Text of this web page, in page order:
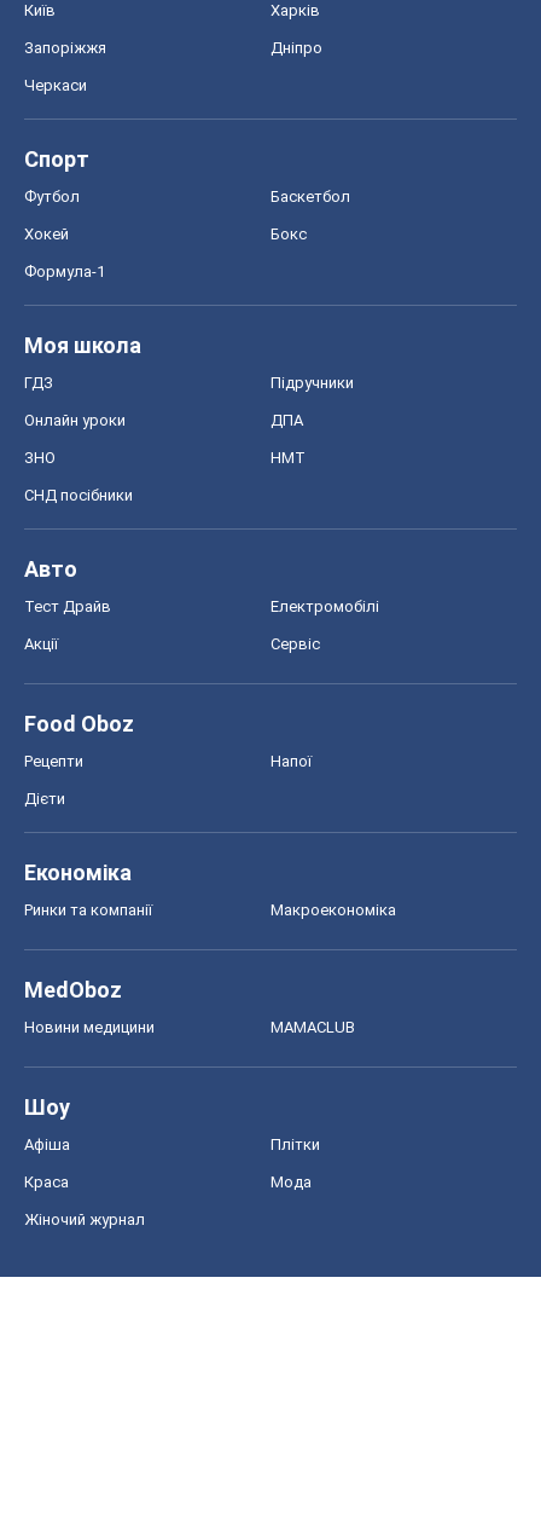
Київ Харків
Запоріжжя Дніпро
Черкаси
Спорт
Футбол Баскетбол
Хокей Бокс
Формула-1
Моя школа
ГДЗ Підручники
Онлайн уроки ДПА
ЗНО НМТ
СНД посібники
Авто
Тест Драйв Електромобілі
Акції Сервіс
Food Oboz
Рецепти Напої
Дієти
Економіка
Ринки та компанії Макроекономіка
MedOboz
Новини медицини MAMACLUB
Шоу
Афіша Плітки
Краса Мода
Жіночий журнал